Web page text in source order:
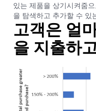
있는 제품을 상기시켜줌
을 탐색하고 추가할 수 있
고객은 얼
을 지출하